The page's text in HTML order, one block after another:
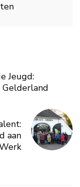
Jeugd:
Gelderland
aan